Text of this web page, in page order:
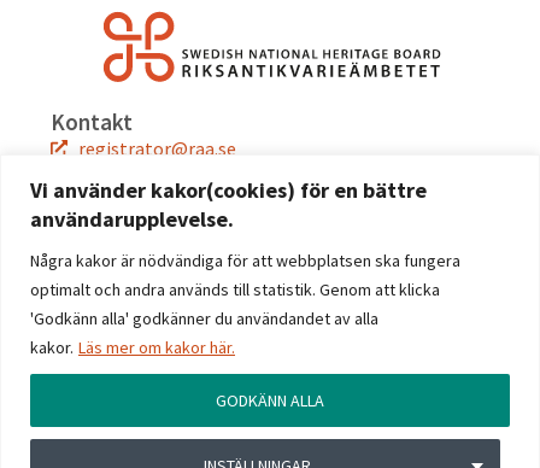
Vi använder kakor(cookies) för en bättre
användarupplevelse.
Några kakor är nödvändiga för att webbplatsen ska fungera
optimalt och andra används till statistik. Genom att klicka
'Godkänn alla' godkänner du användandet av alla
kakor. Läs mer om kakor här.
GODKÄNN ALLA
Kontakt
registrator@raa.se
08-5191 80 00
Snabblänkar
Jobba hos oss
Press
Kontakta oss
Följ oss
Linkedin